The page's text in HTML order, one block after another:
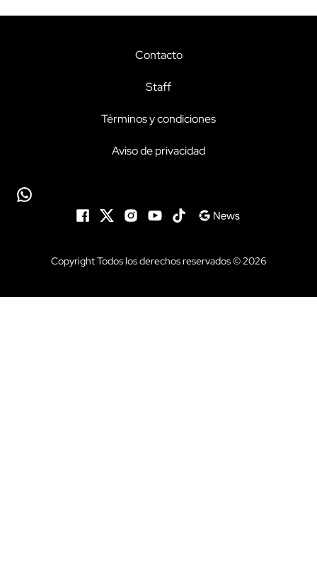
Contacto
Staff
Términos y condiciones
Aviso de privacidad
Copyright Todos los derechos reservados © 2026